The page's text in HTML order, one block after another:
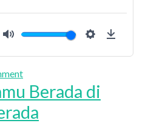
bagi Orang Percaya II
Berada di